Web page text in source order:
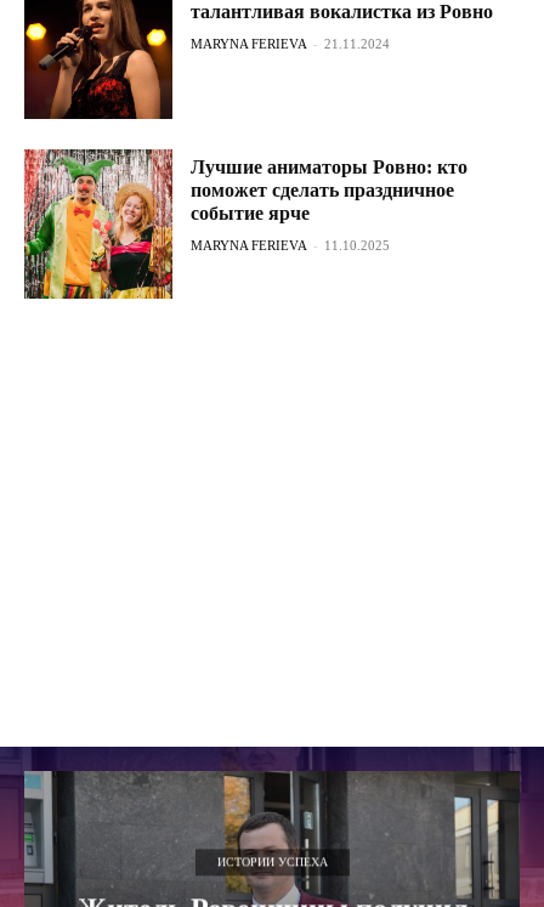
талантливая вокалистка из Ровно
MARYNA FERIEVA - 21.11.2024
Лучшие аниматоры Ровно: кто
поможет сделать праздничное
событие ярче
MARYNA FERIEVA - 11.10.2025